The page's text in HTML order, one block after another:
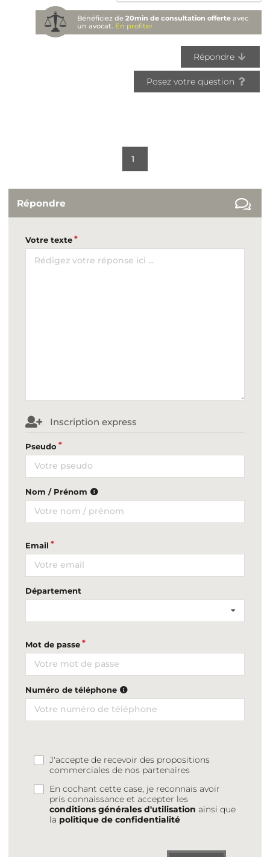
Bénéficiez de20min de consultation offerte avec
un avocat. En profiter
Répondre
Posez votre question
1
Répondre
Votre texte
Inscription express
Pseudo
Nom / Prénom
Email
Département
Mot de passe
Numéro de téléphone
J'accepte de recevoir des propositions
commerciales de nos partenaires
En cochant cette case, je reconnais avoir
pris connaissance et accepter les
conditions générales d'utilisation ainsi que
la politique de confidentialité